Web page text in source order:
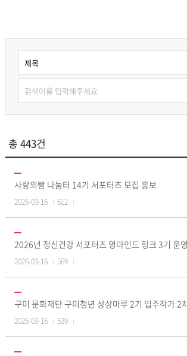
총 443건
사랑의빵 나눔터 14기 서포터즈 모집 홍보
2026-03-16 612
2026년 정신건강 서포터즈 영마인드 링크 3기 운
2026-03-16 569
구미 문화재단 구미청년 상상마루 2기 입주작가 2
2026-03-16 539